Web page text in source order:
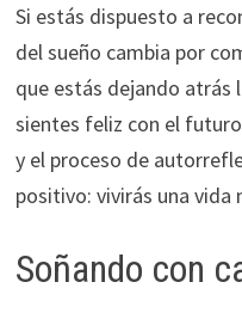
Si estás dispuesto a
del sueño cambia por
que estás dejando atrás
sientes feliz con el
y el proceso de
positivo: vivirás una
Soñando con